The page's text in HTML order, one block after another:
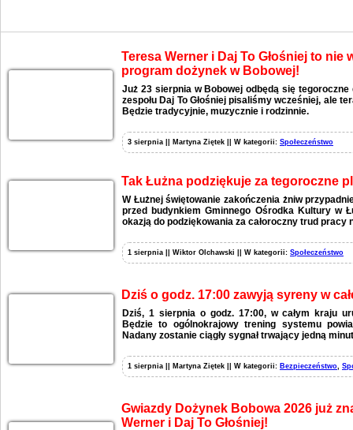
Teresa Werner i Daj To Głośniej to nie
program dożynek w Bobowej!
Już 23 sierpnia w Bobowej odbędą się
zespołu Daj To Głośniej pisaliśmy wcześniej, ale
Będzie tradycyjnie, muzycznie i rodzinnie.
3 sierpnia || Martyna Ziętek || W kategorii: Społeczeństwo
Tak Łużna podziękuje za tegoroczne
W Łużnej świętowanie zakończenia żniw
przed budynkiem Gminnego Ośrodka Kultury w
okazją do podziękowania za całoroczny trud pracy
1 sierpnia || Wiktor Olchawski || W kategorii: Społeczeństwo
Dziś o godz. 17:00 zawyją syreny w
Dziś, 1 sierpnia o godz. 17:00, w całym kraju
Będzie to ogólnokrajowy trening systemu
Nadany zostanie ciągły sygnał trwający jedną
1 sierpnia || Martyna Ziętek || W kategorii: Bezpieczeństwo
Gwiazdy Dożynek Bobowa 2026 już
Werner i Daj To Głośniej!